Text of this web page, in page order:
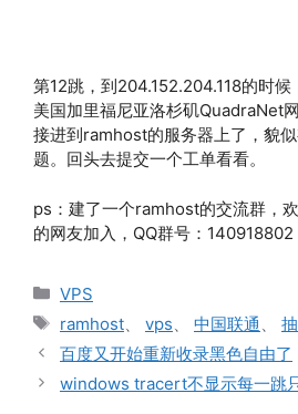
第12跳，到204.152.204.118的时
美国加里福尼亚洛杉矶QuadraNet
接进到ramhost的服务器上了，貌
题。回头去提交一个工单看看。
ps：建了一个ramhost的交流群，
的网友加入，QQ群号：140918802
分
VPS
标
签
ramhost vps 中国联通
百度又开始重新收录黑色自由了
windows tracert不显示每一跳